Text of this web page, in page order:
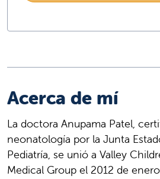
Acerca de mí
La doctora Anupama Patel,
neonatología por la Junta
Pediatría, se unió a Valley
Medical Group el 2012 de